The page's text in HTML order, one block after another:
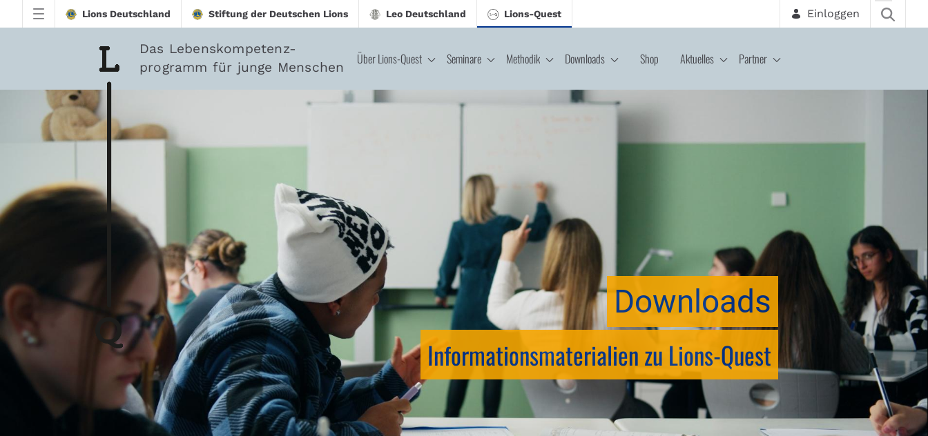
Zum Hauptinhalt springen
Lions Deutschland Stiftung der Deutschen Lions Leo Deutschland Lions-Quest Einloggen
Das Lebenskompetenz-
programm für junge Menschen
Über Lions-Quest Seminare Methodik Downloads Shop Aktuelles Partner
downloadtest20260213CJ - Lions-Quest
Downloads
Informationsmaterialien zu Lions-Quest